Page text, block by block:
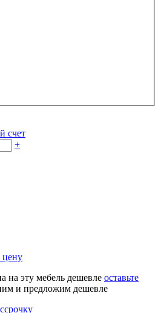
счет
+
на эту мебель дешевле оставьте
и предложим дешевле